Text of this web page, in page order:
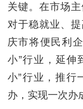
关键。在市场
对于稳就业、
庆市将便民利
小”行业，延伸
小”行业，推行
办，实现一次办